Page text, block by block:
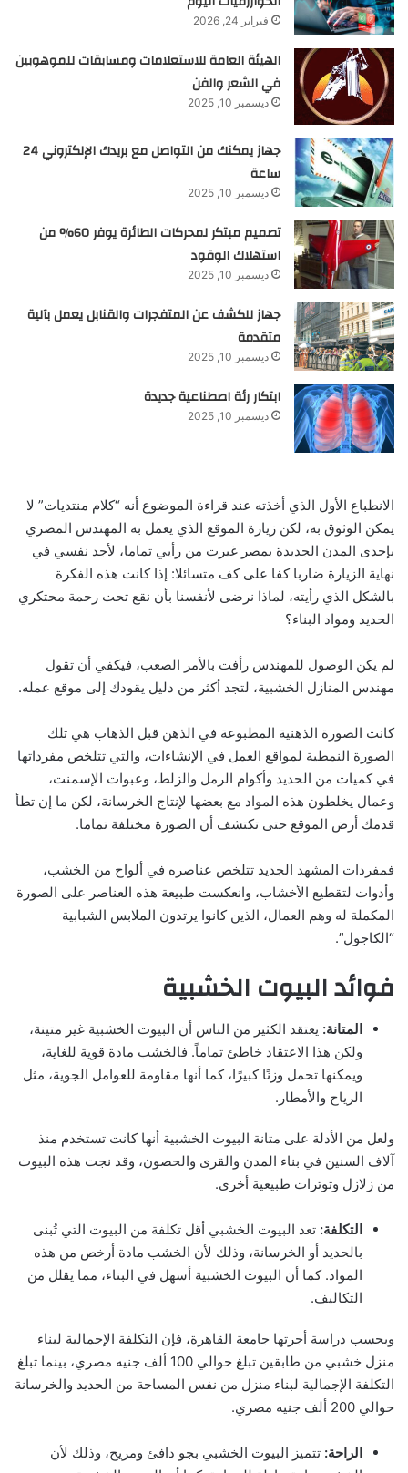
فبراير 24, 2026
الهيئة العامة للاستعلامات ومسابقات للموهوبين
في الشعر والفن
ديسمبر 10, 2025
جهاز يمكنك من التواصل مع بريدك الإلكتروني 24
ساعة
ديسمبر 10, 2025
تصميم مبتكر لمحركات الطائرة يوفر 60% من
استهلاك الوقود
ديسمبر 10, 2025
جهاز للكشف عن المتفجرات والقنابل يعمل بآلية
متقدمة
ديسمبر 10, 2025
ابتكار رئة اصطناعية جديدة
ديسمبر 10, 2025
الانطباع الأول الذي أخذته عند قراءة الموضوع أنه “كلام منتديات” لا
يمكن الوثوق به، لكن زيارة الموقع الذي يعمل به المهندس المصري
بإحدى المدن الجديدة بمصر غيرت من رأيي تماما، لأجد نفسي في
نهاية الزيارة ضاربا كفا على كف متسائلا: إذا كانت هذه الفكرة
بالشكل الذي رأيته، لماذا نرضى لأنفسنا بأن نقع تحت رحمة محتكري
الحديد ومواد البناء؟
لم يكن الوصول للمهندس رأفت بالأمر الصعب، فيكفي أن تقول
مهندس المنازل الخشبية، لتجد أكثر من دليل يقودك إلى موقع عمله.
كانت الصورة الذهنية المطبوعة في الذهن قبل الذهاب هي تلك
الصورة النمطية لمواقع العمل في الإنشاءات، والتي تتلخص مفرداتها
في كميات من الحديد وأكوام الرمل والزلط، وعبوات الإسمنت،
وعمال يخلطون هذه المواد مع بعضها لإنتاج الخرسانة، لكن ما إن تطأ
قدمك أرض الموقع حتى تكتشف أن الصورة مختلفة تماما.
فمفردات المشهد الجديد تتلخص عناصره في ألواح من الخشب،
وأدوات لتقطيع الأخشاب، وانعكست طبيعة هذه العناصر على الصورة
المكملة له وهم العمال، الذين كانوا يرتدون الملابس الشبابية
“الكاجول”.
فوائد البيوت الخشبية
المتانة: يعتقد الكثير من الناس أن البيوت الخشبية غير متينة،
ولكن هذا الاعتقاد خاطئ تماماً. فالخشب مادة قوية للغاية،
ويمكنها تحمل وزنًا كبيرًا، كما أنها مقاومة للعوامل الجوية، مثل
الرياح والأمطار.
ولعل من الأدلة على متانة البيوت الخشبية أنها كانت تستخدم منذ
آلاف السنين في بناء المدن والقرى والحصون، وقد نجت هذه البيوت
من زلازل وتوترات طبيعية أخرى.
التكلفة: تعد البيوت الخشبي أقل تكلفة من البيوت التي تُبنى
بالحديد أو الخرسانة، وذلك لأن الخشب مادة أرخص من هذه
المواد. كما أن البيوت الخشبية أسهل في البناء، مما يقلل من
التكاليف.
وبحسب دراسة أجرتها جامعة القاهرة، فإن التكلفة الإجمالية لبناء
منزل خشبي من طابقين تبلغ حوالي 100 ألف جنيه مصري، بينما تبلغ
التكلفة الإجمالية لبناء منزل من نفس المساحة من الحديد والخرسانة
حوالي 200 ألف جنيه مصري.
الراحة: تتميز البيوت الخشبي بجو دافئ ومريح، وذلك لأن